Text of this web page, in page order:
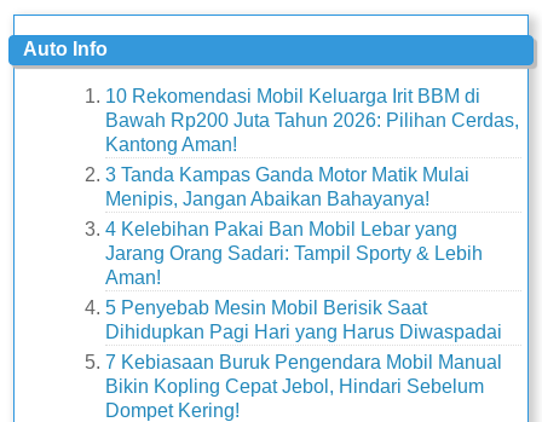
Auto Info
10 Rekomendasi Mobil Keluarga Irit BBM di
Bawah Rp200 Juta Tahun 2026: Pilihan Cerdas,
Kantong Aman!
3 Tanda Kampas Ganda Motor Matik Mulai
Menipis, Jangan Abaikan Bahayanya!
4 Kelebihan Pakai Ban Mobil Lebar yang
Jarang Orang Sadari: Tampil Sporty & Lebih
Aman!
5 Penyebab Mesin Mobil Berisik Saat
Dihidupkan Pagi Hari yang Harus Diwaspadai
7 Kebiasaan Buruk Pengendara Mobil Manual
Bikin Kopling Cepat Jebol, Hindari Sebelum
Dompet Kering!